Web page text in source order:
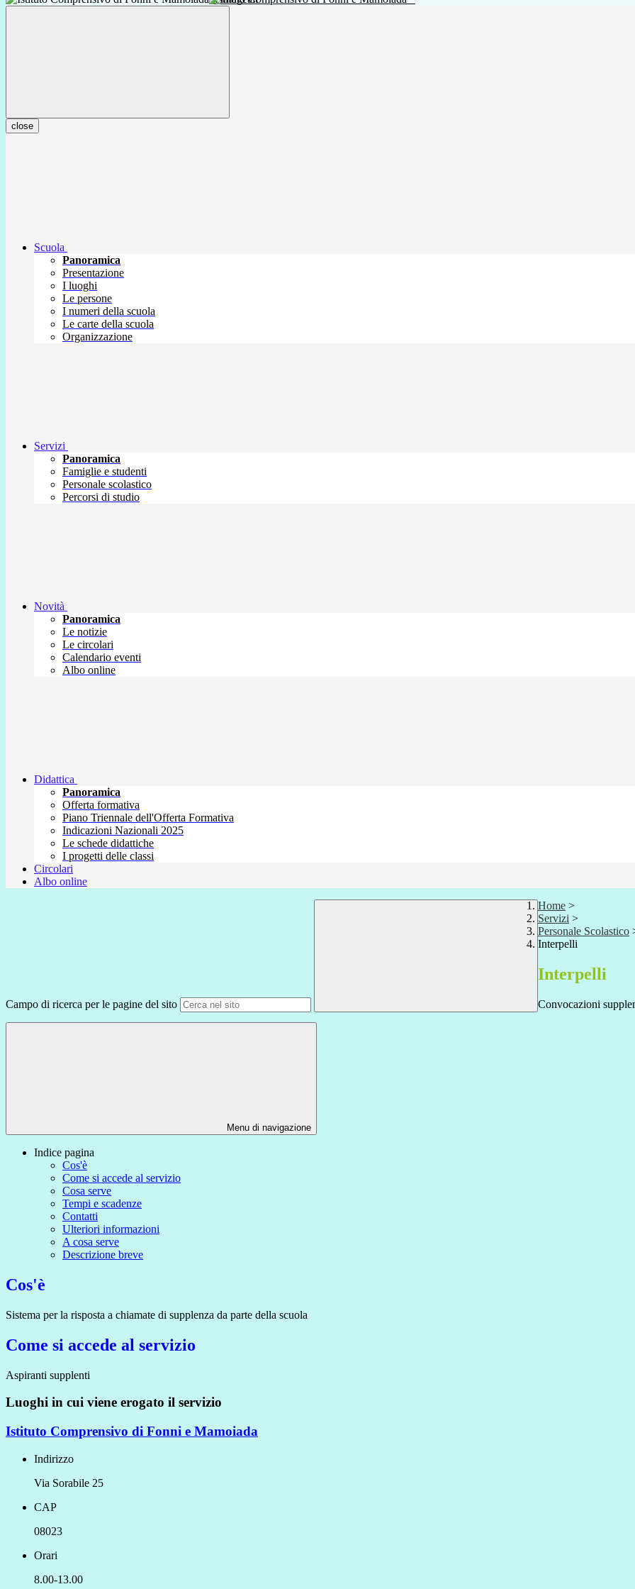
close
Scuola
Panoramica
Presentazione
I luoghi
Le persone
I numeri della scuola
Le carte della scuola
Organizzazione
Servizi
Panoramica
Famiglie e studenti
Personale scolastico
Percorsi di studio
Novità
Panoramica
Le notizie
Le circolari
Calendario eventi
Albo online
Didattica
Panoramica
Offerta formativa
Piano Triennale dell'Offerta Formativa
Indicazioni Nazionali 2025
Le schede didattiche
I progetti delle classi
Circolari
Albo online
Campo di ricerca per le pagine del sito
Home >
Servizi >
Personale Scolastico
Interpelli
Interpelli
Convocazioni
Menu di navigazione
Indice pagina
Cos'è
Come si accede al servizio
Cosa serve
Tempi e scadenze
Contatti
Ulteriori informazioni
A cosa serve
Descrizione breve
Cos'è
Sistema per la risposta a chiamate di supplenza da parte della scuola
Come si accede al servizio
Aspiranti supplenti
Luoghi in cui viene erogato il servizio
Istituto Comprensivo di Fonni e Mamoiada
Indirizzo
Via Sorabile 25
CAP
08023
Orari
8.00-13.00